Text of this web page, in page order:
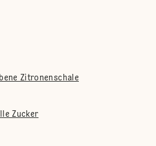
Zitronenschale
Zucker